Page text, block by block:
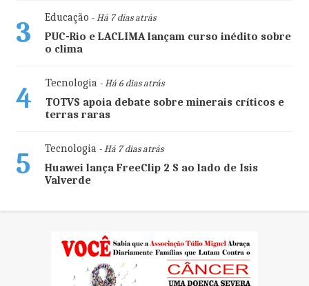
3 Educação - Há 7 dias atrás
PUC-Rio e LACLIMA lançam curso inédito sobre
o clima
4 Tecnologia- Há 6 dias atrás
TOTVS apoia debate sobre minerais críticos e
terras raras
5 Tecnologia- Há 7 dias atrás
Huawei lança FreeClip 2 S ao lado de Isis
Valverde